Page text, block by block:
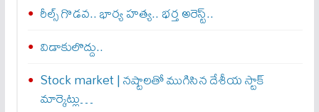
రీల్స్ గొడవ.. భార్య హత్య.. భర్త అరెస్ట్..
విడాకులొద్దు..
Stock market | నష్టాలతో ముగిసిన దేశీయ స్టాక్
మార్కెట్లు…